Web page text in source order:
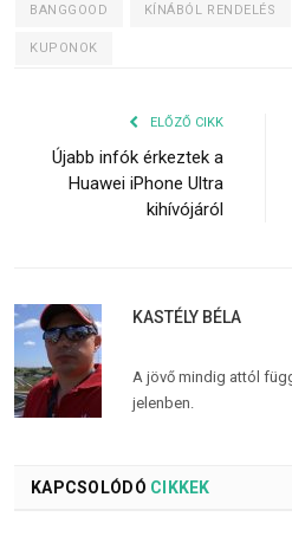
BANGGOOD KÍNÁBÓL RENDELÉS
KUPONOK
ELŐZŐ CIKK
Újabb infók érkeztek a
Huawei iPhone Ultra
kihívójáról
KASTÉLY BÉLA
A jövő mindig attól
jelenben.
KAPCSOLÓDÓ CIKKEK